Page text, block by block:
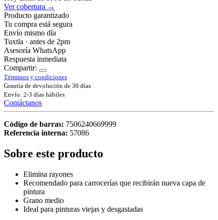
Ver cobertura →
Producto garantizado
Tu compra está segura
Envío mismo día
Tuxtla · antes de 2pm
Asesoría WhatsApp
Respuesta inmediata
Compartir:
Términos y condiciones
Grantía de devolución de 30 días
Envío: 2-3 días hábiles
Contáctanos
Código de barras: 7506240669999
Referencia interna: 57086
Sobre este producto
Elimina rayones
Recomendado para carrocerías que recibirán nueva capa de
pintura
Grano medio
Ideal para pinturas viejas y desgastadas